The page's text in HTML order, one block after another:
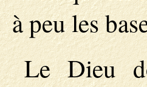
à peu les
Le Dieu